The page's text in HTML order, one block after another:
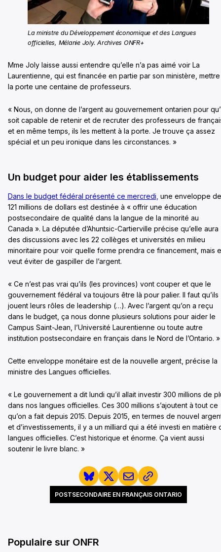
La ministre du Développement économique et des Langues
officielles, Mélanie Joly. Archives ONFR+
Mme Joly laisse aussi entendre qu’elle n’a pas aimé voir La
Laurentienne, qui est financée en partie par son ministère,
la porte une centaine de professeurs.
« Nous, on donne de l’argent au gouvernement ontarien pour
soit capable de retenir et de recruter des professeurs de
et en même temps, ils les mettent à la porte. Je trouve ça assez
spécial et un peu ironique dans les circonstances. »
Un budget pour aider les établissements
Dans le budget fédéral présenté ce mercredi, une enveloppe de
121 millions de dollars est destinée à « offrir une éducation
postsecondaire de qualité dans la langue de la minorité au
Canada ». La députée d’Ahuntsic-Cartierville précise qu’elle aura
des discussions avec les 22 collèges et universités en milieu
minoritaire pour voir quelle forme prendra ce financement, mais
veut éviter de gaspiller de l’argent.
« Ce n’est pas vrai qu’ils (les provinces) vont couper et que le
gouvernement fédéral va toujours être là pour palier. Il faut qu’ils
jouent leurs rôles de leadership (…). Avec l’argent qu’on a reçu
dans le budget, ça nous donne plusieurs solutions pour aider le
Campus Saint-Jean, l’Université Laurentienne ou toute autre
institution postsecondaire en français dans le Nord de l’Ontario. »
Cette enveloppe monétaire est de la nouvelle argent, précise la
ministre des Langues officielles.
« Le gouvernement a dit lundi qu’il allait investir 300 millions de
dans nos langues officielles. Ces 300 millions s’ajoutent à tout ce
qu’on a fait depuis 2015. Depuis 2015, en termes de nouvel
et d’investissements, il y a un milliard qui a été investi en matière
langues officielles. C’est historique et énorme. Ça vient aussi
soutenir le livre blanc. »
POSTSECONDAIRE EN FRANÇAIS ONTARIO
Populaire sur ONFR